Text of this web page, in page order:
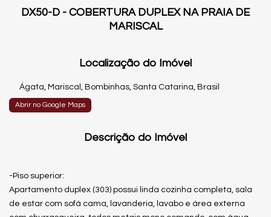
DX50-D - COBERTURA DUPLEX NA PRAIA DE
MARISCAL
Localização do Imóvel
Ágata Mariscal Bombinhas Santa Catarina Brasil
Abrir no Google Maps
Descrição do Imóvel
-Piso superior:
Apartamento duplex (303) possui linda cozinha completa, sala
de estar com sofá cama, lavanderia, lavabo e área externa